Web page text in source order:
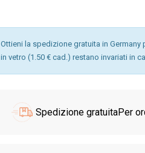
Ottieni la spedizione gratuita in
in vetro (1.50 € cad.) restano invariati in
Spedizione gratuitaPer